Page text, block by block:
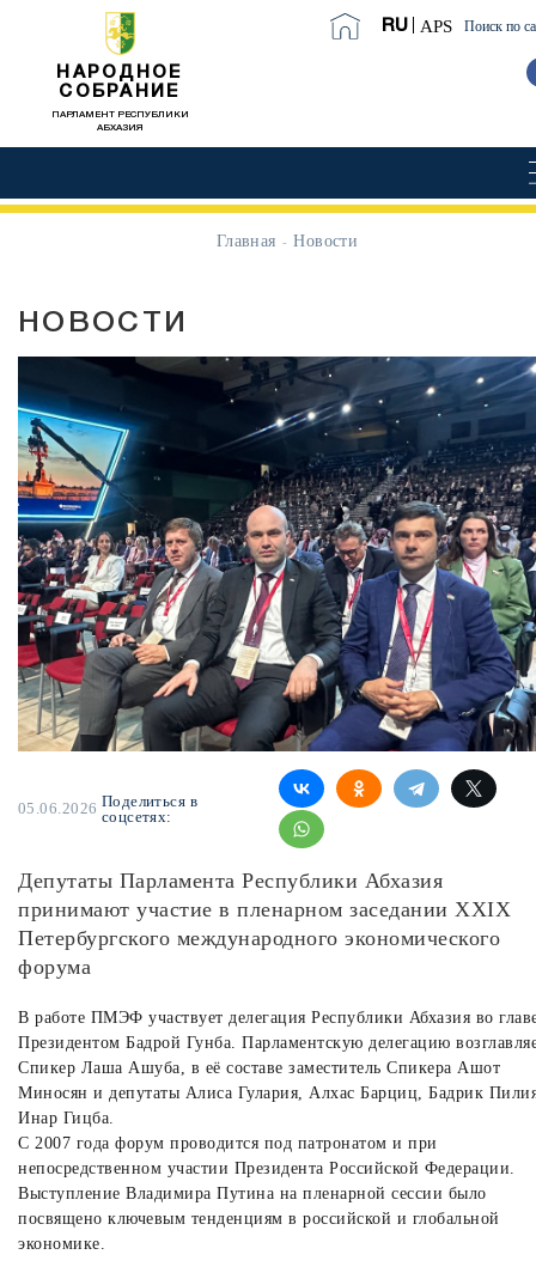
НАРОДНОЕ
СОБРАНИЕ
ПАРЛАМЕНТ РЕСПУБЛИКИ
АБХАЗИЯ
RU APS Поиск по
Главная Новости
НОВОСТИ
05.06.2026 Поделиться в
соцсетях:
Депутаты Парламента Республики Абхазия
принимают участие в пленарном заседании XXIX
Петербургского международного экономического
форума
В работе ПМЭФ участвует делегация Республики Абхазия во
Президентом Бадрой Гунба. Парламентскую делегацию
Спикер Лаша Ашуба, в её составе заместитель Спикера Ашот
Миносян и депутаты Алиса Гулария, Алхас Барциц, Бадрик
Инар Гицба.
С 2007 года форум проводится под патронатом и при
непосредственном участии Президента Российской Федерации.
Выступление Владимира Путина на пленарной сессии было
посвящено ключевым тенденциям в российской и глобальной
экономике.